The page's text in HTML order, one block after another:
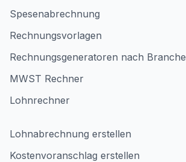
Spesenabrechnung
Rechnungsvorlagen
Rechnungsgeneratoren nach Branche
MWST Rechner
Lohnrechner
Lohnabrechnung erstellen
Kostenvoranschlag erstellen